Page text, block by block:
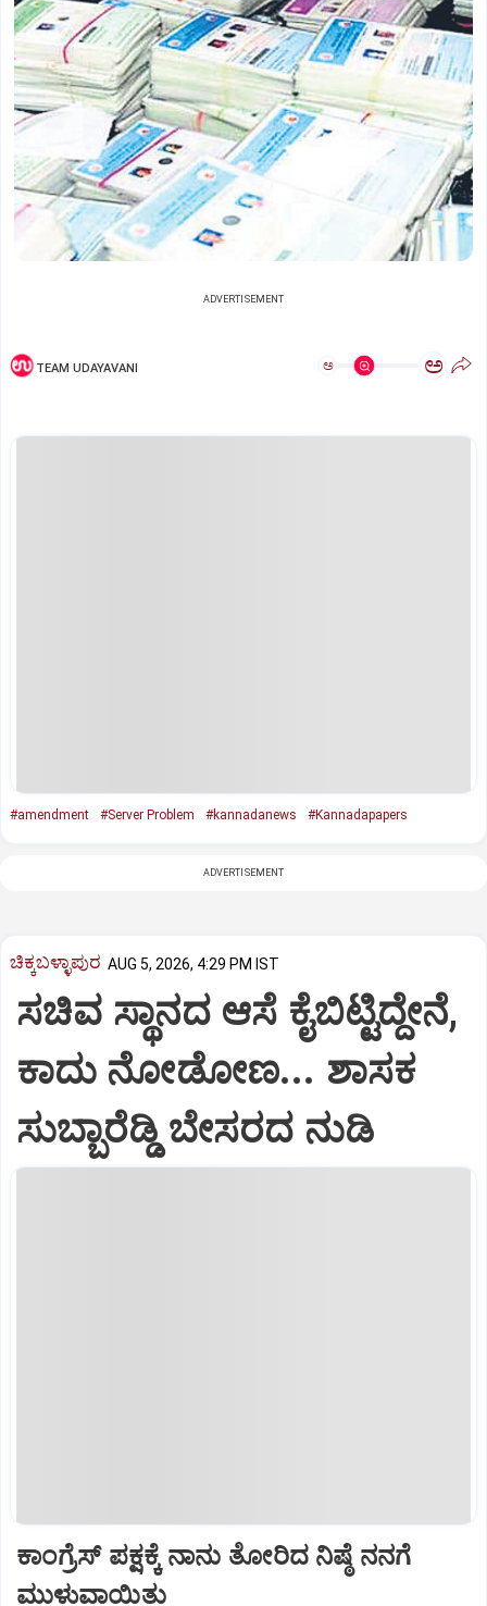
ADVERTISEMENT
TEAM UDAYAVANI ಅ ಅ
#amendment #Server Problem #kannadanews #Kannadapapers
ADVERTISEMENT
ಚಿಕ್ಕಬಳ್ಳಾಪುರ AUG 5, 2026, 4:29 PM IST
ಸಚಿವ ಸ್ಥಾನದ ಆಸೆ ಕೈಬಿಟ್ಟಿದ್ದೇನೆ,
ಕಾದು ನೋಡೋಣ... ಶಾಸಕ
ಸುಬ್ಬಾರೆಡ್ಡಿ ಬೇಸರದ ನುಡಿ
ಕಾಂಗ್ರೆಸ್ ಪಕ್ಷಕ್ಕೆ ನಾನು ತೋರಿದ ನಿಷ್ಠೆ ನನಗೆ
ಮುಳುವಾಯಿತು